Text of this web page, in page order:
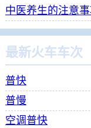
中医养生的注意
最新火车车次
普快
普慢
空调普快